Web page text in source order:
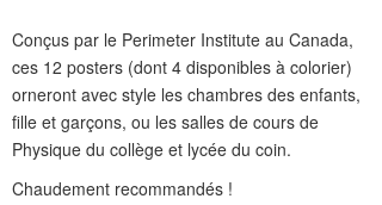
Conçus par le Perimeter Institute au Canada,
ces 12 posters (dont 4 disponibles à colorier)
orneront avec style les chambres des enfants,
fille et garçons, ou les salles de cours de
Physique du collège et lycée du coin.
Chaudement recommandés !